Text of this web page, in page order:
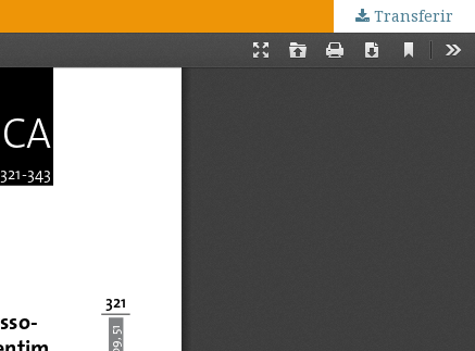
Transferir